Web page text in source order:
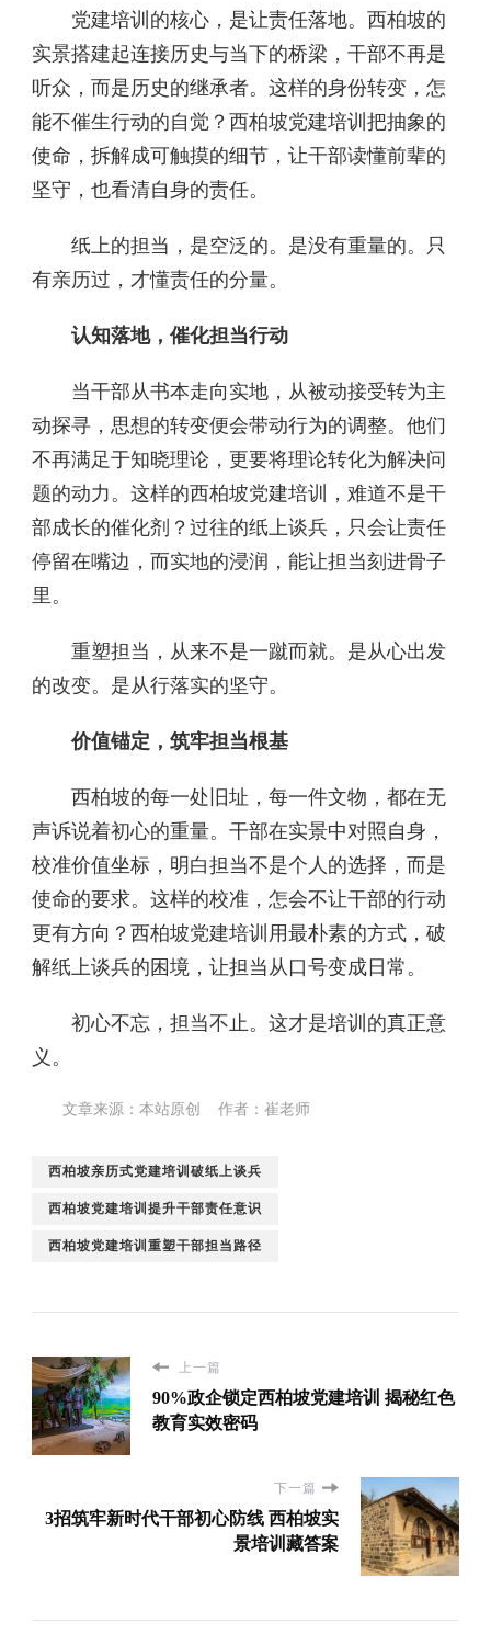
党建培训的核心，是让责任落地。西柏坡的
实景搭建起连接历史与当下的桥梁，干部不再是
听众，而是历史的继承者。这样的身份转变，怎
能不催生行动的自觉？西柏坡党建培训把抽象的
使命，拆解成可触摸的细节，让干部读懂前辈的
坚守，也看清自身的责任。
纸上的担当，是空泛的。是没有重量的。只
有亲历过，才懂责任的分量。
认知落地，催化担当行动
当干部从书本走向实地，从被动接受转为主
动探寻，思想的转变便会带动行为的调整。他们
不再满足于知晓理论，更要将理论转化为解决问
题的动力。这样的西柏坡党建培训，难道不是干
部成长的催化剂？过往的纸上谈兵，只会让责任
停留在嘴边，而实地的浸润，能让担当刻进骨子
里。
重塑担当，从来不是一蹴而就。是从心出发
的改变。是从行落实的坚守。
价值锚定，筑牢担当根基
西柏坡的每一处旧址，每一件文物，都在无
声诉说着初心的重量。干部在实景中对照自身，
校准价值坐标，明白担当不是个人的选择，而是
使命的要求。这样的校准，怎会不让干部的行动
更有方向？西柏坡党建培训用最朴素的方式，破
解纸上谈兵的困境，让担当从口号变成日常。
初心不忘，担当不止。这才是培训的真正意
义。
文章来源：本站原创 作者：崔老师
西柏坡亲历式党建培训破纸上谈兵
西柏坡党建培训提升干部责任意识
西柏坡党建培训重塑干部担当路径
上一篇
90%政企锁定西柏坡党建培训 揭秘红色
教育实效密码
下一篇
3招筑牢新时代干部初心防线 西柏坡实
景培训藏答案